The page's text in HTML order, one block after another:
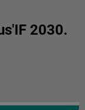
2030.